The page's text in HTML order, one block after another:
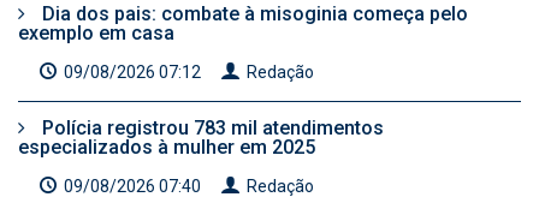
Dia dos pais: combate à misoginia começa pelo
exemplo em casa
09/08/2026 07:12 Redação
Polícia registrou 783 mil atendimentos
especializados à mulher em 2025
09/08/2026 07:40 Redação